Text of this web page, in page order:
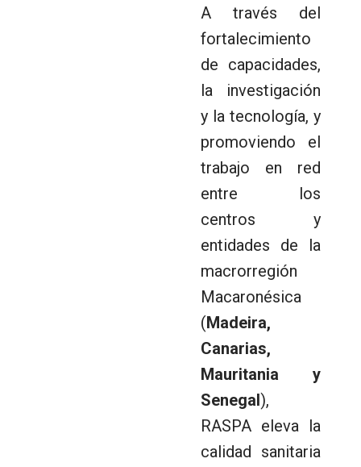
A través del
fortalecimiento
de capacidades,
la investigación
y la tecnología, y
promoviendo el
trabajo en red
entre los
centros y
entidades de la
macrorregión
Macaronésica
(Madeira,
Canarias,
Mauritania y
Senegal),
RASPA eleva la
calidad sanitaria